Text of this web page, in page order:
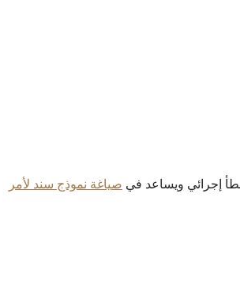
إجرائي ويساعد في صياغة نموذج سند لأمر